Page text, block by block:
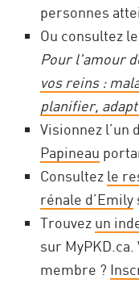
personnes
Ou consultez
Pour l'amour
vos reins :
planifier,
Visionnez l’un
Papineau
Consultez le
rénale d’Emily
Trouvez un
sur MyPKD.ca.
membre ?